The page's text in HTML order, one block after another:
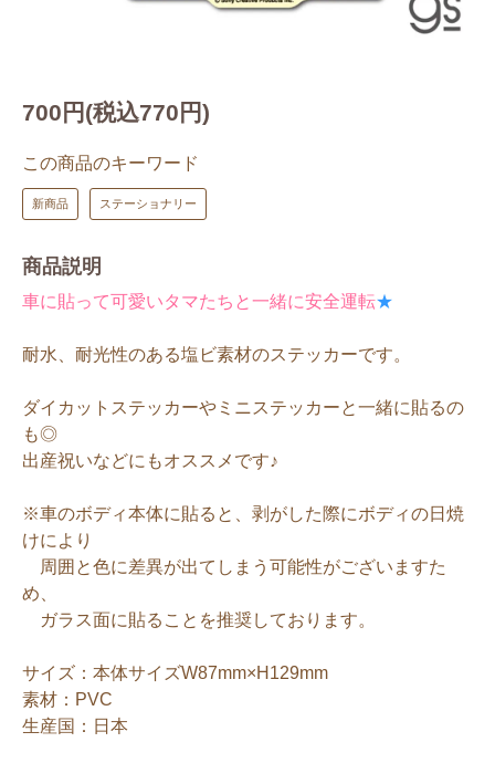
700円(税込770円)
この商品のキーワード
新商品 ステーショナリー
商品説明
車に貼って可愛いタマたちと一緒に安全運転★
耐水、耐光性のある塩ビ素材のステッカーです。
ダイカットステッカーやミニステッカーと一緒に貼るの
も◎
出産祝いなどにもオススメです♪
※車のボディ本体に貼ると、剥がした際にボディの日焼
けにより
周囲と色に差異が出てしまう可能性がございますた
め、
ガラス面に貼ることを推奨しております。
サイズ：本体サイズW87mm×H129mm
素材：PVC
生産国：日本